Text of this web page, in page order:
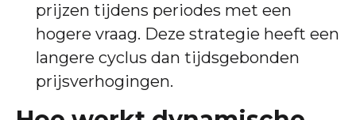
prijzen tijdens periodes met een
hogere vraag. Deze strategie heeft een
langere cyclus dan tijdsgebonden
prijsverhogingen.